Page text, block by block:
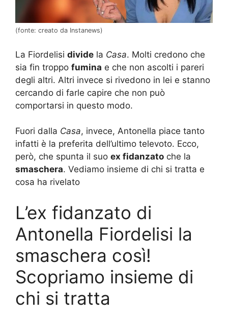
(fonte: creato da Instanews)
La Fiordelisi divide la Casa. Molti credono che
sia fin troppo fumina e che non ascolti i pareri
degli altri. Altri invece si rivedono in lei e stanno
cercando di farle capire che non può
comportarsi in questo modo.
Fuori dalla Casa, invece, Antonella piace tanto
infatti è la preferita dell’ultimo televoto. Ecco,
però, che spunta il suo ex fidanzato che la
smaschera. Vediamo insieme di chi si tratta e
cosa ha rivelato
L’ex fidanzato di
Antonella Fiordelisi la
smaschera così!
Scopriamo insieme di
chi si tratta